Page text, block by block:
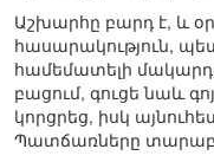
Աշխարհը բարդ է, և
հասարակություն,
համեմատելի
բացում, գուցե նաև
կորցրեց, իսկ
Պատճառները